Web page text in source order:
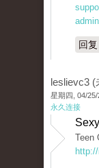
回复
leslievc3 (
星期四, 04/
永久连接
Teen